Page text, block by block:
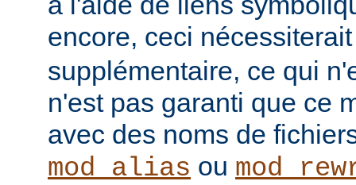
encore, ceci
supplémentaire, ce qui
n'est pas garanti que ce
avec des noms de
mod_alias ou